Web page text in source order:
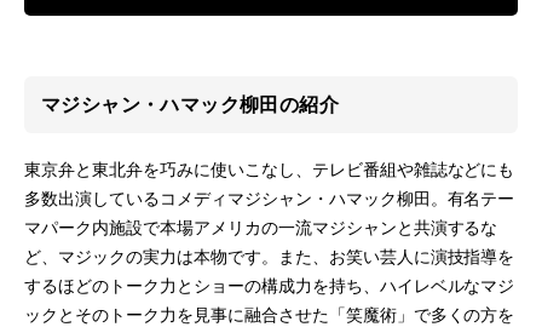
マジシャン・ハマック柳田の紹介
東京弁と東北弁を巧みに使いこなし、テレビ番組や雑誌などにも
多数出演しているコメディマジシャン・ハマック柳田。有名テー
マパーク内施設で本場アメリカの一流マジシャンと共演するな
ど、マジックの実力は本物です。また、お笑い芸人に演技指導を
するほどのトーク力とショーの構成力を持ち、ハイレベルなマジ
ックとそのトーク力を見事に融合させた「笑魔術」で多くの方を